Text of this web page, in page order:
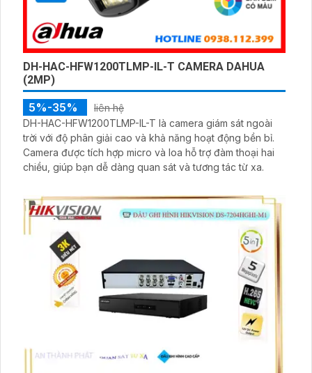
DH-HAC-HFW1200TLMP-IL-T CAMERA DAHUA
(2MP)
5%-35%
liên hệ
DH-HAC-HFW1200TLMP-IL-T là camera giám sát ngoài
trời với độ phân giải cao và khả năng hoạt động bền bỉ.
Camera được tích hợp micro và loa hỗ trợ đàm thoại hai
chiều, giúp bạn dễ dàng quan sát và tương tác từ xa.